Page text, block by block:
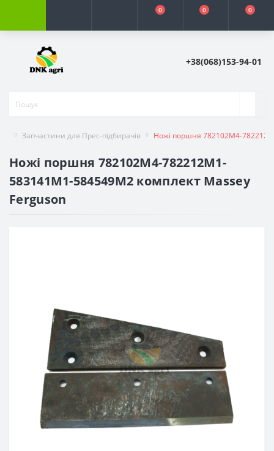
0 0 0
+38(068)153-94-01
Запчастини для Прес-підбирачів Ножі поршня 782102М4-
Ножі поршня 782102М4-782212М1-
583141M1-584549M2 комплект Massey
Ferguson